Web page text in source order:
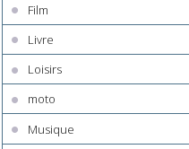
Film
Livre
Loisirs
moto
Musique